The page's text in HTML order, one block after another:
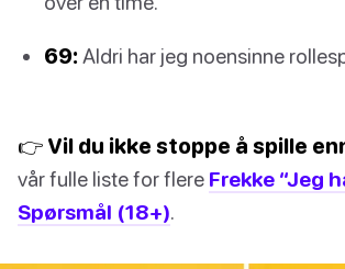
69: Aldri har jeg noensinne
👉 Vil du ikke stoppe å spille
vår fulle liste for flere Frekke “Jeg
Spørsmål (18+).